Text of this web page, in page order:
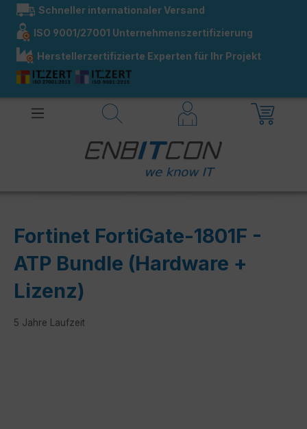
springen
Schneller internationaler Versand
ISO 9001/27001 Unternehmenszertifizierung
Herstellerzertifizierte Experten für Ihr Projekt
Fortinet FortiGate-1801F -
ATP Bundle (Hardware +
Lizenz)
5 Jahre Laufzeit